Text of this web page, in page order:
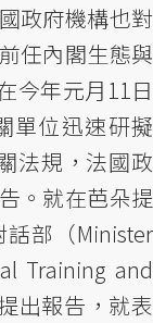
政府機構也對
任內閣生態與
今年元月11日
單位迅速研擬
法規，法國政
。就在芭朵提
部（Minister
Training and
出報告，就表